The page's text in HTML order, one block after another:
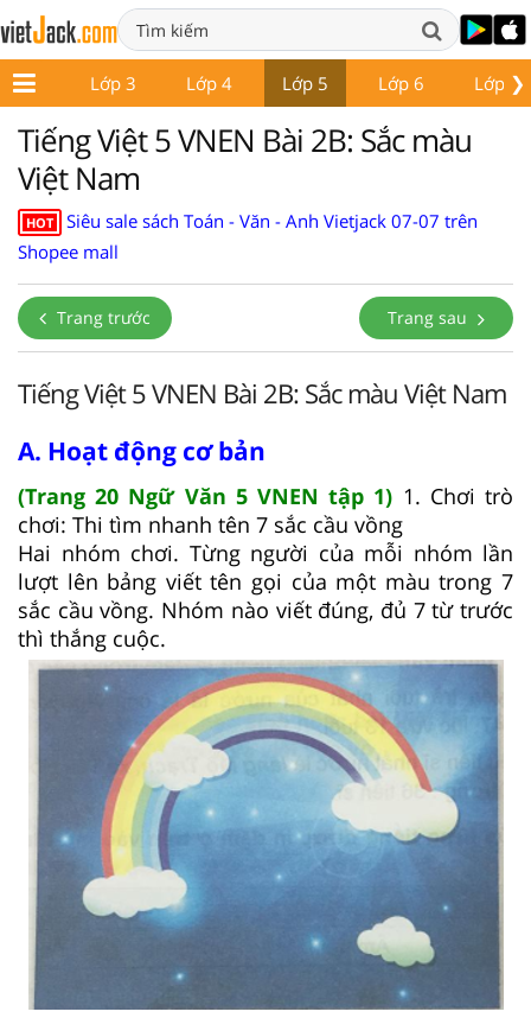
❯
2 Lớp 3 Lớp 4 Lớp 5 Lớp 6 Lớp 7
Tiếng Việt 5 VNEN Bài 2B: Sắc màu
Việt Nam
HOT
Siêu sale sách Toán - Văn - Anh Vietjack 07-07 trên
Shopee mall
Trang trước Trang sau
Tiếng Việt 5 VNEN Bài 2B: Sắc màu Việt Nam
A. Hoạt động cơ bản
(Trang 20 Ngữ Văn 5 VNEN tập 1) 1. Chơi trò
chơi: Thi tìm nhanh tên 7 sắc cầu vồng
Hai nhóm chơi. Từng người của mỗi nhóm lần
lượt lên bảng viết tên gọi của một màu trong 7
sắc cầu vồng. Nhóm nào viết đúng, đủ 7 từ trước
thì thắng cuộc.